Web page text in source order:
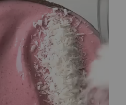
принцессу Шарлотту считают
Кейт Миддлтон